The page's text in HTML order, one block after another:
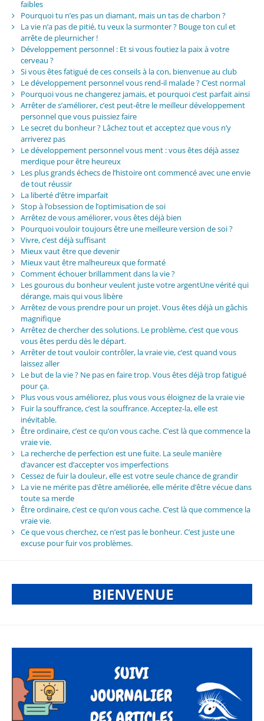
faibles
Pourquoi tu n’es pas un diamant, mais un tas de charbon ?
La vie n’a pas de pitié, tu veux la surmonter ? Bouge ton cul et
arrête de pleurnicher !
Développement personnel : Et si vous foutiez la paix à votre
cerveau ?
Si vous êtes fatigué de ces conseils à la con, bienvenue au club
Le développement personnel vous rend-il malade ? C’est normal
Pourquoi vous ne changerez jamais, et pourquoi c’est parfait ainsi
Arrêter de s’améliorer, c’est peut-être le meilleur développement
personnel que vous puissiez faire
Le secret du bonheur ? Lâchez tout et acceptez que vous n’y
arriverez pas
Le développement personnel vous ment : vous êtes déjà assez
merdique pour être heureux
Les plus grands échecs de l’histoire ont commencé avec une envie
de tout réussir
La liberté d’être imparfait
Stop à l’obsession de l’optimisation de soi
Arrêtez de vous améliorer, vous êtes déjà bien
Pourquoi vouloir toujours être une meilleure version de soi ?
Vivre, c’est déjà suffisant
Mieux vaut être que devenir
Mieux vaut être malheureux que formaté
Comment échouer brillamment dans la vie ?
Les gourous du bonheur veulent juste votre argentUne vérité qui
dérange, mais qui vous libère
Arrêtez de vous prendre pour un projet. Vous êtes déjà un gâchis
magnifique
Arrêtez de chercher des solutions. Le problème, c’est que vous
vous êtes perdu dès le départ.
Arrêter de tout vouloir contrôler, la vraie vie, c’est quand vous
laissez aller
Le but de la vie ? Ne pas en faire trop. Vous êtes déjà trop fatigué
pour ça.
Plus vous vous améliorez, plus vous vous éloignez de la vraie vie
Fuir la souffrance, c’est la souffrance. Acceptez-la, elle est
inévitable.
Être ordinaire, c’est ce qu’on vous cache. C’est là que commence la
vraie vie.
La recherche de perfection est une fuite. La seule manière
d’avancer est d’accepter vos imperfections
Cessez de fuir la douleur, elle est votre seule chance de grandir
La vie ne mérite pas d’être améliorée, elle mérite d’être vécue dans
toute sa merde
Être ordinaire, c’est ce qu’on vous cache. C’est là que commence la
vraie vie.
Ce que vous cherchez, ce n’est pas le bonheur. C’est juste une
excuse pour fuir vos problèmes.